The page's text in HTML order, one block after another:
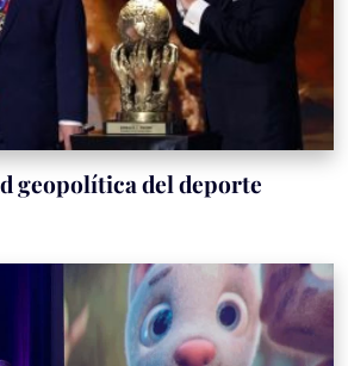
geopolítica del deporte